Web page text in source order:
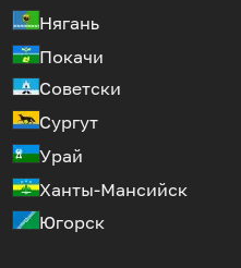
Нягань
Покачи
Советски
Сургут
Урай
Ханты-Мансийск
Югорск